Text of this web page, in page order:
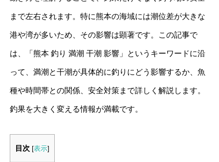
まで左右されます。特に熊本の海域には潮位差が大きな
港や湾が多いため、その影響は顕著です。この記事で
は、「熊本 釣り 満潮 干潮 影響」というキーワードに沿
って、満潮と干潮が具体的に釣りにどう影響するか、魚
種や時間帯との関係、安全対策まで詳しく解説します。
釣果を大きく変える情報が満載です。
目次 [表示]